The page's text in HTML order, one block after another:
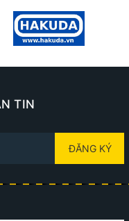
TIN
ĐĂNG KÝ